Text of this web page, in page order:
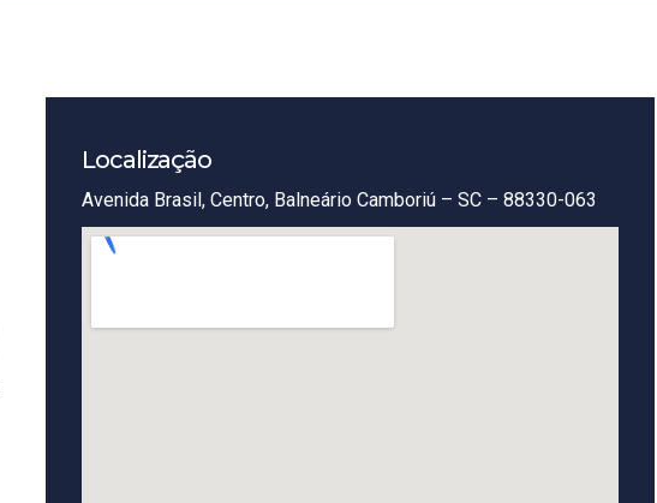
Localização
Avenida Brasil, Centro, Balneário Camboriú – SC – 88330-063